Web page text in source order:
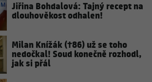
Jiřina Bohdalová: Tajný recept na
dlouhověkost odhalen!
Milan Knížák (†86) už se toho
nedočkal! Soud konečně rozhodl,
jak si přál